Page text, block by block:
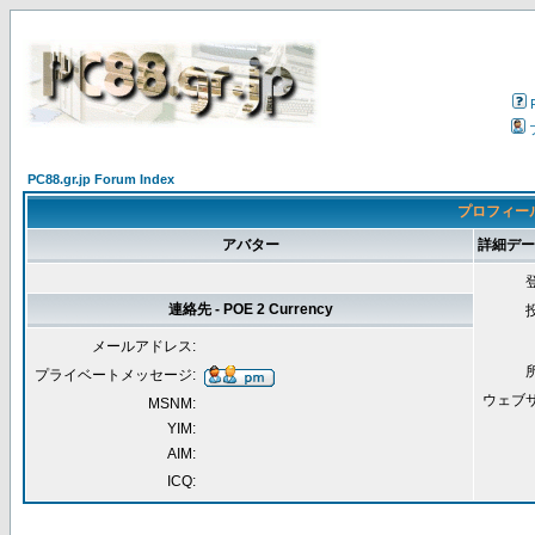
PC88.gr.jp Forum Index
プロフィ
アバター
詳細デ
ウェブ
連絡先 - POE 2 Currency
メールアドレス:
プライベートメッセージ:
MSNM:
YIM:
AIM:
ICQ: